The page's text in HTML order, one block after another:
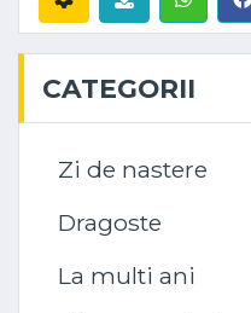
CATEGORII
Zi de nastere
Dragoste
La multi ani